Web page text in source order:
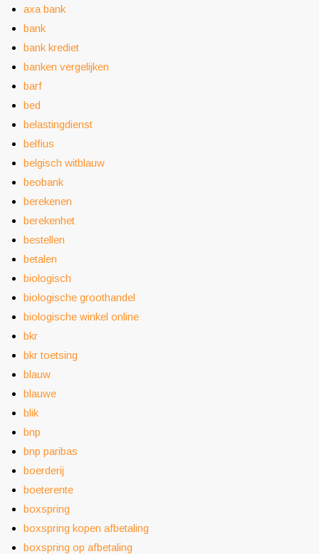
axa bank
bank
bank krediet
banken vergelijken
barf
bed
belastingdienst
belfius
belgisch witblauw
beobank
berekenen
berekenhet
bestellen
betalen
biologisch
biologische groothandel
biologische winkel online
bkr
bkr toetsing
blauw
blauwe
blik
bnp
bnp paribas
boerderij
boeterente
boxspring
boxspring kopen afbetaling
boxspring op afbetaling